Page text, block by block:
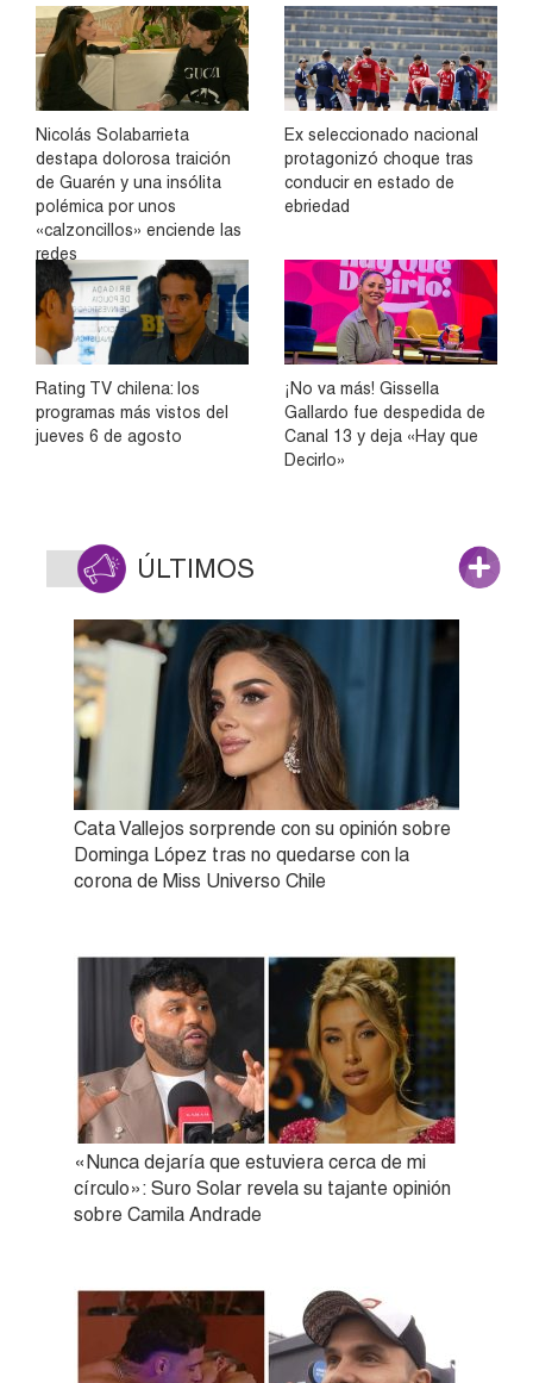
Nicolás Solabarrieta
destapa dolorosa traición
de Guarén y una insólita
polémica por unos
«calzoncillos» enciende las
redes
Ex seleccionado nacional
protagonizó choque tras
conducir en estado de
ebriedad
Rating TV chilena: los
programas más vistos del
jueves 6 de agosto
¡No va más! Gissella
Gallardo fue despedida de
Canal 13 y deja «Hay que
Decirlo»
ÚLTIMOS
Cata Vallejos sorprende con su opinión sobre
Dominga López tras no quedarse con la
corona de Miss Universo Chile
«Nunca dejaría que estuviera cerca de mi
círculo»: Suro Solar revela su tajante opinión
sobre Camila Andrade